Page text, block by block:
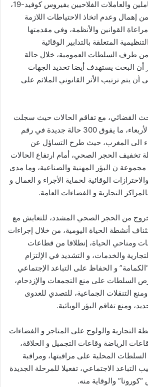
إصابة مجموعة من العاملين والعاملات الفلاحيين بفيروس كوفيد-19،
إهمال وعدم اتخاذ الاحتياطات اللازمة
القوانين والأنظمة، وفي مقدمتها
المتعلقة بالتدابير الوقائية
من طرف السلطات العمومية، خلال حالة
أن البحث يستهدف أيضا تحديد الجهات
يتم ترتيب الأثر القانوني الملائم على
القضائي، مع تفاقم الحالات حيث سجلت
الى حدود صباح أمس الأربعاء، ما يفوق 300 حالة جديدة في رقم
الى المغرب، حيث طرح التساؤل عن
تخفيف الحجر الصحي، أمام ارتفاع الحالات
ن البؤر المهنية والصناعية، وما مدى
والاحترازات الوقائية لحماية الأجراء و العمال و
التجارية و الفضاءات العامة.
من الحجر الصحي المشدد، للتعايش مع
أنشطة الحياة اليومية، من خلال إجراءات
ومناحي الحياة، إنطلاقا من قطاعات
والخدمات، و التشديد في الإلتزام
“الكمامة” و الحفاظ على التباعد الإجتماعي
السلطات على منع التجمعات والإزدحام،
التنقلات الجماعية، للتصدي للعدوى
ومنع تفاقم البؤر الوبائية.
التجارية والولوج على المتاجر و الفضاءات
الرياضة وقاعات التجميل و الحلاقة،
المحلية على مراقبتها، ومراقبة
التباعد الاجتماعي، تفعيلا للمرحلة الجديدة
والوقاية منه.